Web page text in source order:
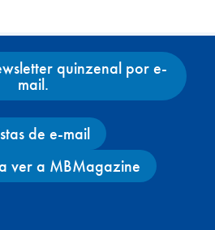
quinzenal por e-
mail.
de e-mail
ver a MBMagazine